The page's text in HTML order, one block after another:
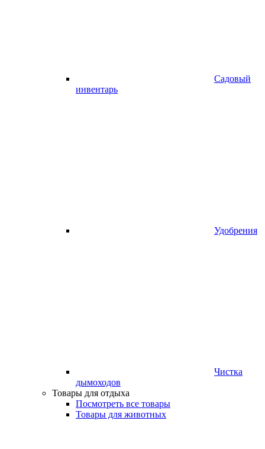
Садовый
инвентарь
Удобрения
Чистка
дымоходов
Товары для отдыха
Посмотреть все товары
Товары для животных